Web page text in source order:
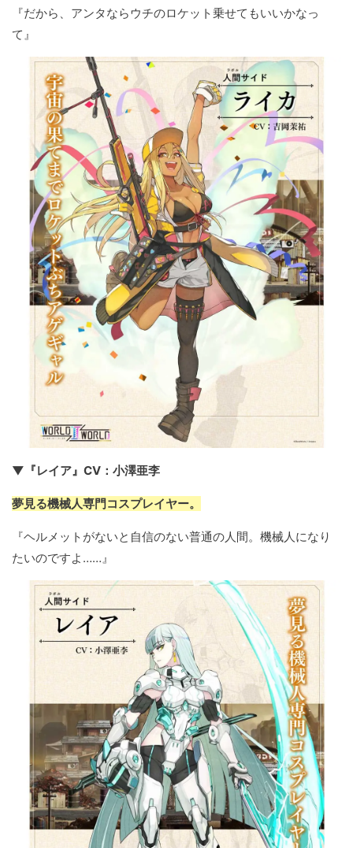
『だから、アンタならウチのロケット乗せてもいいかなっ
て』
▼『レイア』CV：小澤亜李
夢見る機械人専門コスプレイヤー。
『ヘルメットがないと自信のない普通の人間。機械人になり
たいのですよ……』